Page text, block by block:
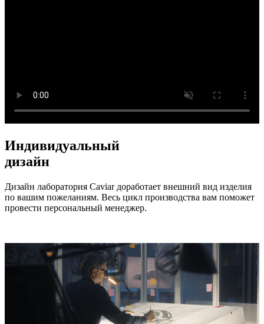
Индивидуальный
дизайн
Дизайн лаборатория Caviar доработает внешний вид изделия
по вашим пожеланиям. Весь цикл производства вам поможет
провести персональный менеджер.